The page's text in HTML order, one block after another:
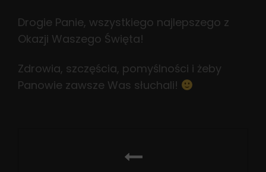
Drogie Panie, wszystkiego najlepszego z
Okazji Waszego Święta!
Zdrowia, szczęścia, pomyślności i żeby
Panowie zawsze Was słuchali!